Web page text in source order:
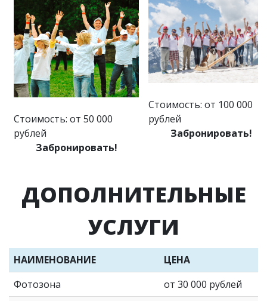
Стоимость: от 50 000
рублей
Забронировать!
Стоимость: от 100 000
рублей
Забронировать!
ДОПОЛНИТЕЛЬНЫЕ
УСЛУГИ
НАИМЕНОВАНИЕ
ЦЕНА
Фотозона
от 30 000 рублей